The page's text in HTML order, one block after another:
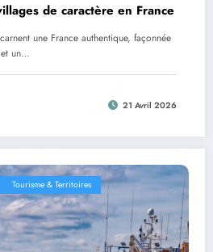
de caractère en France
une France authentique, façonnée
et un…
21 Avril 2026
Tourisme & Territoires